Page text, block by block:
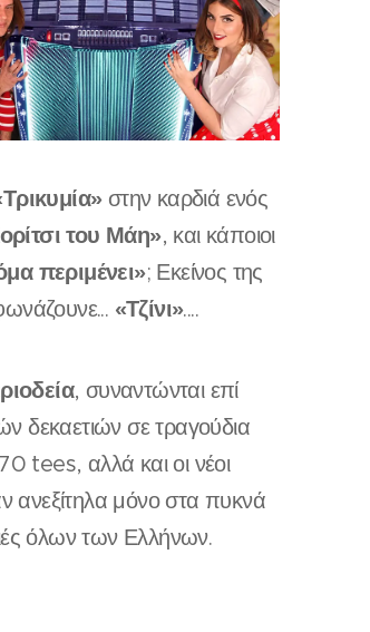
στην καρδιά ενός
του Μάη», και κάποιοι
περιμένει»; Εκείνος της
«Τζίνι»....
, συναντώνται επί
δεκαετιών σε τραγούδια
tees, αλλά και οι νέοι
μόνο στα πυκνά
όλων των Ελλήνων.